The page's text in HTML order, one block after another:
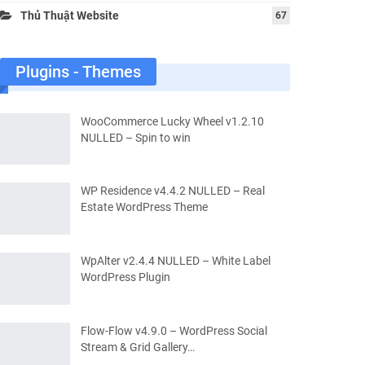
Thủ Thuật Website 67
Plugins - Themes
WooCommerce Lucky Wheel v1.2.10
NULLED – Spin to win
WP Residence v4.4.2 NULLED – Real
Estate WordPress Theme
WpAlter v2.4.4 NULLED – White Label
WordPress Plugin
Flow-Flow v4.9.0 – WordPress Social
Stream & Grid Gallery…